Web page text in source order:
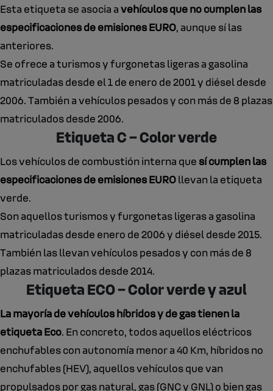
Esta etiqueta se asocia avehículos que no cumplen las
especificaciones de emisiones EURO, aunque sí las
anteriores.
Se ofrece a turismos y furgonetas ligeras a gasolina
matriculadas desde el 1 de enero de 2001 y diésel desde
2006. También a vehículos pesados y con más de 8 plazas
matriculados desde 2006.
Etiqueta C – Color verde
Los vehículos de combustión interna que sí cumplen las
especificaciones de emisiones EUROllevan la etiqueta
verde.
Son aquellos turismos y furgonetas ligeras a gasolina
matriculadas desde enero de 2006 y diésel desde 2015.
También las llevan vehículos pesados y con más de 8
plazas matriculados desde 2014.
Etiqueta ECO – Color verde y azul
La mayoría de vehículos híbridos y de gas tienen la
etiqueta Eco. En concreto, todos aquellos eléctricos
enchufables con autonomía menor a 40 Km, híbridos no
enchufables (HEV), aquellos vehículos que van
propulsados por gas natural, gas (GNC y GNL) o bien gas